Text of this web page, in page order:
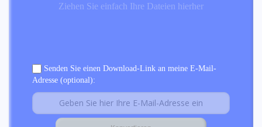
Ziehen Sie einfach Ihre Dateien hierher
Senden Sie einen Download-Link an meine E-Mail-
Adresse (optional):